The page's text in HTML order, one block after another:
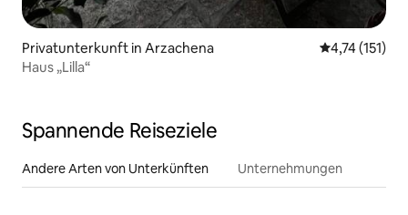
Privatunterkunft in Arzachena
4,74 (151)
Haus „Lilla“
Spannende Reiseziele
Andere Arten von Unterkünften Unternehmungen